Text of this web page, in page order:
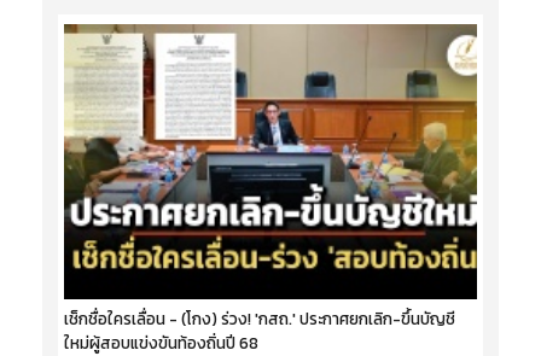
เช็กชื่อใครเลื่อน - (โกง) ร่วง! 'กสถ.' ประกาศยกเลิก-ขึ้นบัญชี
ใหม่ผู้สอบแข่งขันท้องถิ่นปี 68